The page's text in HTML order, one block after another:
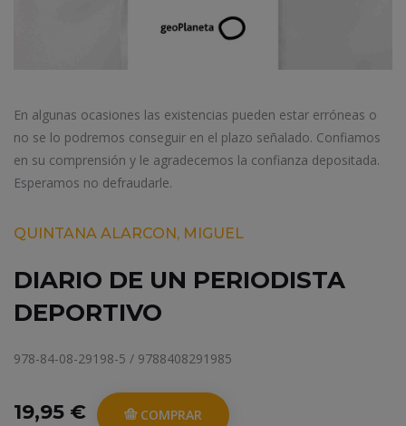
En algunas ocasiones las existencias pueden estar erróneas o
no se lo podremos conseguir en el plazo señalado. Confiamos
en su comprensión y le agradecemos la confianza depositada.
Esperamos no defraudarle.
QUINTANA ALARCON, MIGUEL
DIARIO DE UN PERIODISTA
DEPORTIVO
978-84-08-29198-5 / 9788408291985
19,95 € COMPRAR